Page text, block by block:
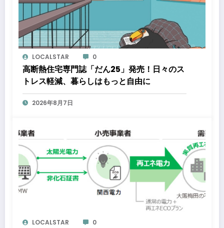
LOCALSTAR 0
高断熱住宅専門誌「だん25」発売！日々のス
トレス軽減、暮らしはもっと自由に
2026年8月7日
LOCALSTAR 0